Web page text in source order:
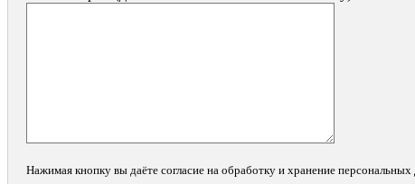
Нажимая кнопку вы даёте согласие на обработку и хранение